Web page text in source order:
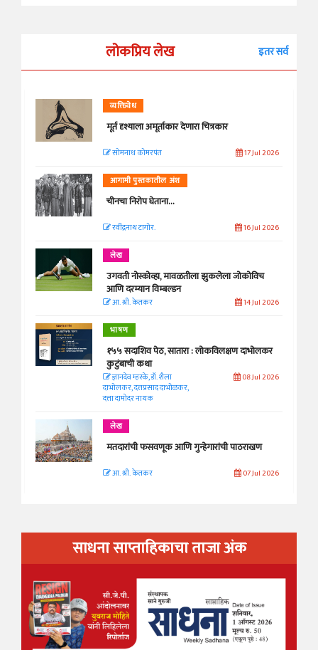
लोकप्रिय लेख इतर सर्व
व्यक्तिवेध
मूर्त दृश्याला अमूर्ताकार देणारा चित्रकार
सोमनाथ कोमरपंत 17 Jul 2026
आगामी पुस्तकातील अंश
चीनचा निरोप घेताना...
रवींद्रनाथ टागोर. 16 Jul 2026
लेख
उगवती नोस्कोव्हा, मावळतीला झुकलेला जोकोविच
आणि दरम्यान विम्बल्डन
आ. श्री. केतकर 14 Jul 2026
भाषण
१५५ सदाशिव पेठ, सातारा : लोकविलक्षण दाभोलकर
कुटुंबाची कथा
ज्ञानदेव म्हस्के, डॉ. शैला
दाभोलकर, दत्तप्रसाद दाभोळकर,
दत्ता दामोदर नायक
08 Jul 2026
लेख
मतदारांची फसवणूक आणि गुन्हेगारांची पाठराखण
आ. श्री. केतकर 07 Jul 2026
साधना साप्ताहिकाचा ताजा अंक